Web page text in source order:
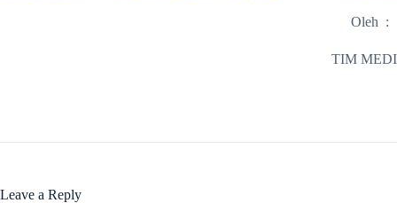
Oleh :
TIM
Leave a Reply